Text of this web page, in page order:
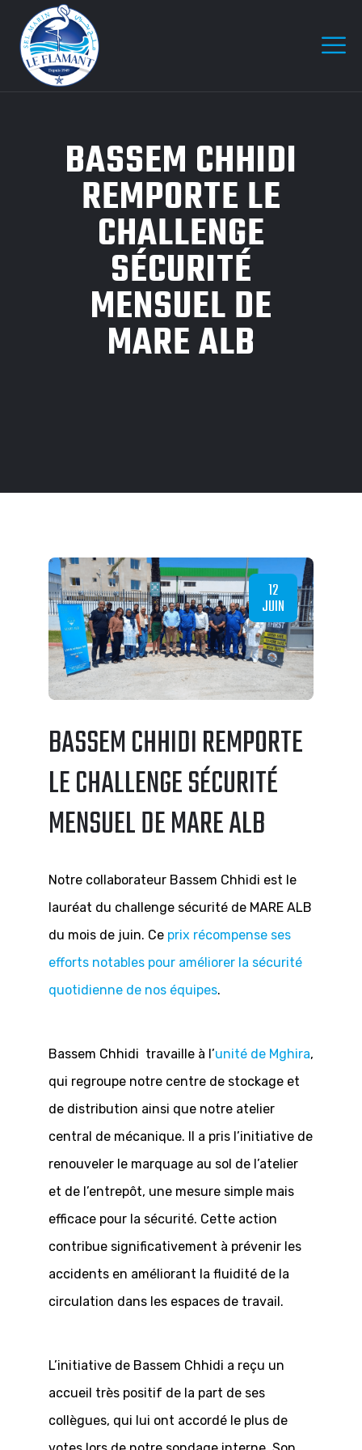
BASSEM CHHIDI
REMPORTE LE
CHALLENGE
SÉCURITÉ
MENSUEL DE
MARE ALB
12
JUIN
BASSEM CHHIDI REMPORTE
LE CHALLENGE SÉCURITÉ
MENSUEL DE MARE ALB
Notre collaborateur Bassem Chhidi est le
lauréat du challenge sécurité de MARE ALB
du mois de juin. Ce prix récompense ses
efforts notables pour améliorer la sécurité
quotidienne de nos équipes.
Bassem Chhidi travaille à l’unité de Mghira,
qui regroupe notre centre de stockage et
de distribution ainsi que notre atelier
central de mécanique. Il a pris l’initiative de
renouveler le marquage au sol de l’atelier
et de l’entrepôt, une mesure simple mais
efficace pour la sécurité. Cette action
contribue significativement à prévenir les
accidents en améliorant la fluidité de la
circulation dans les espaces de travail.
L’initiative de Bassem Chhidi a reçu un
accueil très positif de la part de ses
collègues, qui lui ont accordé le plus de